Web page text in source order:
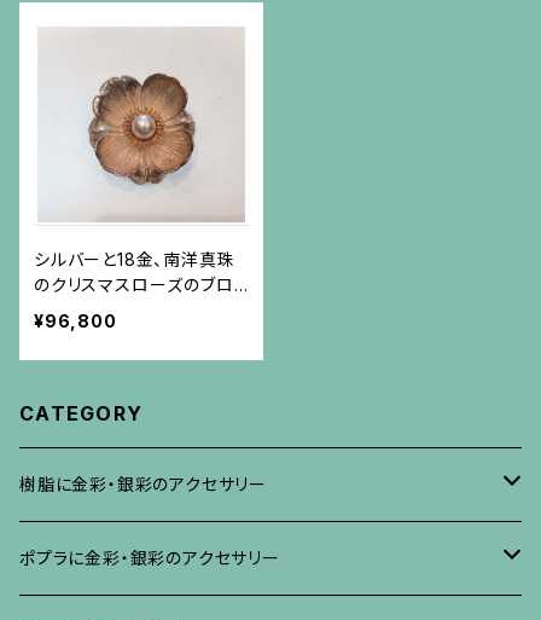
シルバーと18金、南洋真珠
のクリスマスローズのブロ
ーチ
¥96,800
CATEGORY
樹脂に金彩・銀彩のアクセサリー
ブローチ
ポプラに金彩・銀彩のアクセサリー